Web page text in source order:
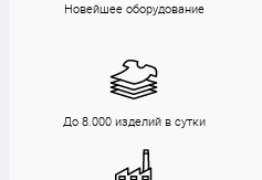
Новейшее оборудование
До 8.000 изделий в сутки